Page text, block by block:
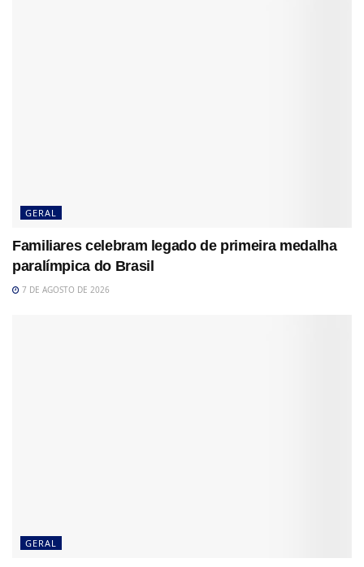
GERAL
Familiares celebram legado de primeira medalha
paralímpica do Brasil
7 DE AGOSTO DE 2026
GERAL